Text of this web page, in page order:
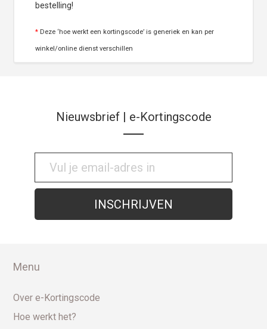
bestelling!
* Deze ‘hoe werkt een kortingscode’ is generiek en kan per
winkel/online dienst verschillen
Nieuwsbrief | e-Kortingscode
Menu
Over e-Kortingscode
Hoe werkt het?